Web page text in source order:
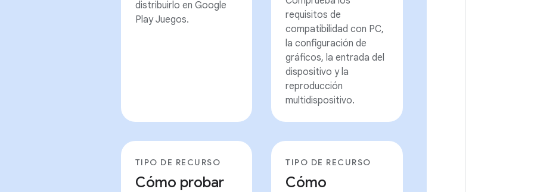
distribuirlo en Google
Play Juegos.
requisitos de
compatibilidad con PC,
la configuración de
gráficos, la entrada del
dispositivo y la
reproducción
multidispositivo.
TIPO DE RECURSO
Cómo probar
TIPO DE RECURSO
Cómo